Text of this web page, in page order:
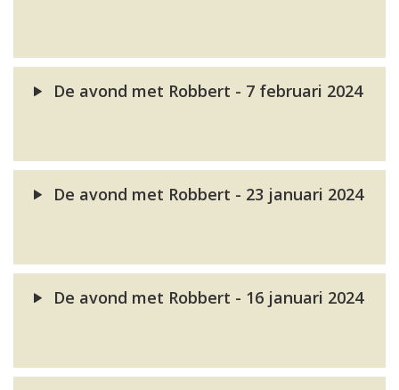
De avond met Robbert - 7 februari 2024
De avond met Robbert - 23 januari 2024
De avond met Robbert - 16 januari 2024